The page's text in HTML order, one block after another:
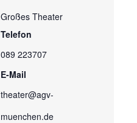
Großes Theater
Telefon
089 223707
E-Mail
theater@agv-
muenchen.de